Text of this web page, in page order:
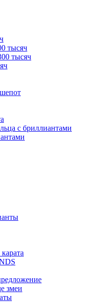
тысяч
тысяч
с бриллиантами
змеи